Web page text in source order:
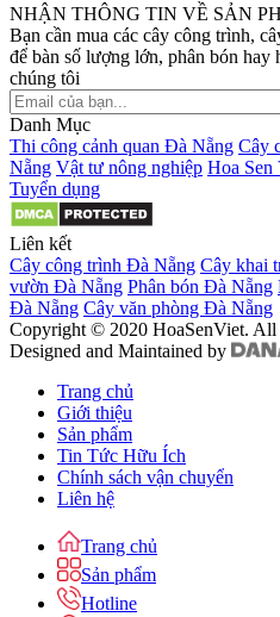
NHẬN THÔNG TIN VỀ SẢN
Bạn cần mua các cây công trình,
để bàn số lượng lớn, phân bón hay
chúng tôi
Danh Mục
Thi công cảnh quan Đà Nẵng Cây
Nẵng Vật tư nông nghiệp Hoa Sen
Tuyển dụng
Liên kết
Cây công trình Đà Nẵng Cây khai
vườn Đà Nẵng Phân bón Đà Nẵng
Đà Nẵng Cây văn phòng Đà Nẵng
Copyright © 2020 HoaSenViet. All
Designed and Maintained by
Trang chủ
Giới thiệu
Sản phẩm
Tin Tức Hữu Ích
Chính sách vận chuyển
Liên hệ
Trang chủ
Sản phẩm
Hotline